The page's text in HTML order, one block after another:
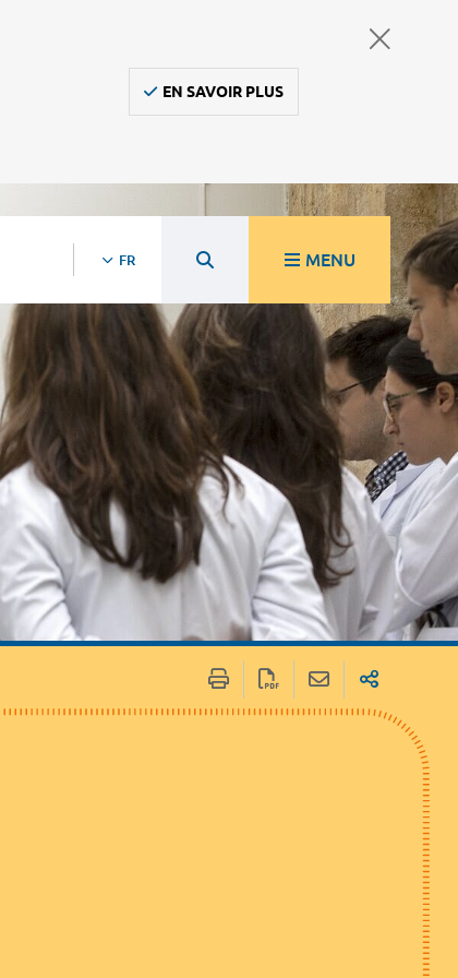
EN SAVOIR PLUS
FR MENU
Ambulanciers, taxis, vsl
Marchés publics